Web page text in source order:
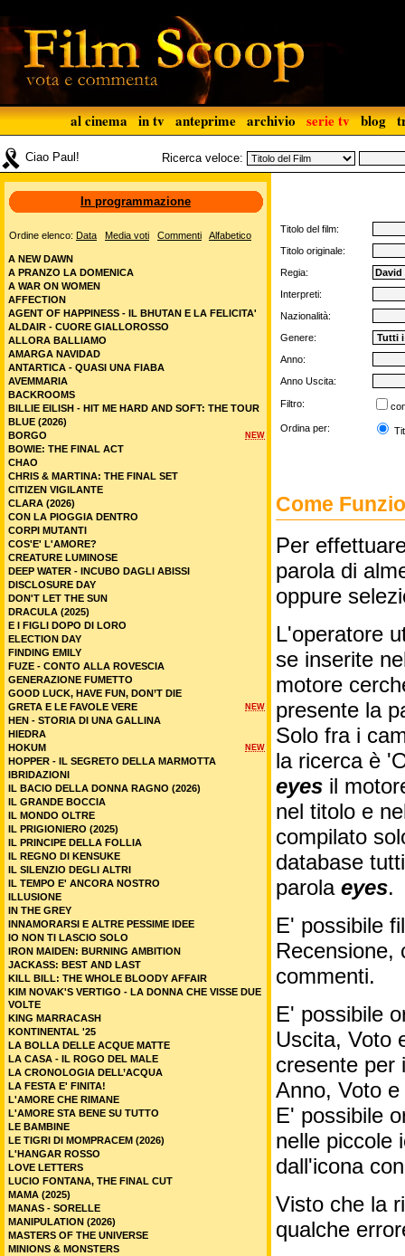
al cinema in tv anteprime archivio serie tv blog
Ciao Paul! Ricerca veloce:
Titolo del film:
Titolo originale:
Regia:
Interpreti:
Nazionalità:
Genere:
Anno:
Anno Uscita:
Filtro:
Ordina per:
Come
Per
parola di
oppure
L'operatore
se inserite
motore
presente la
Solo fra i
la ricerca è
eyes il
nel titolo e
compilato
database
parola eyes.
E' possibile
Recensione,
commenti.
E' possibile
Uscita, Voto
cresente per
Anno, Voto
E' possibile
nelle piccole
dall'icona
Visto che la
qualche
In programmazione
Ordine elenco: Data Media voti Commenti Alfabetico
A NEW DAWN
A PRANZO LA DOMENICA
A WAR ON WOMEN
AFFECTION
AGENT OF HAPPINESS - IL BHUTAN E LA FELICITA'
ALDAIR - CUORE GIALLOROSSO
ALLORA BALLIAMO
AMARGA NAVIDAD
ANTARTICA - QUASI UNA FIABA
AVEMMARIA
BACKROOMS
BILLIE EILISH - HIT ME HARD AND SOFT: THE TOUR
BLUE (2026)
NEW
BORGO
BOWIE: THE FINAL ACT
CHAO
CHRIS & MARTINA: THE FINAL SET
CITIZEN VIGILANTE
CLARA (2026)
CON LA PIOGGIA DENTRO
CORPI MUTANTI
COS'E' L'AMORE?
CREATURE LUMINOSE
DEEP WATER - INCUBO DAGLI ABISSI
DISCLOSURE DAY
DON'T LET THE SUN
DRACULA (2025)
E I FIGLI DOPO DI LORO
ELECTION DAY
FINDING EMILY
FUZE - CONTO ALLA ROVESCIA
GENERAZIONE FUMETTO
GOOD LUCK, HAVE FUN, DON’T DIE
NEW
GRETA E LE FAVOLE VERE
HEN - STORIA DI UNA GALLINA
HIEDRA
NEW
HOKUM
HOPPER - IL SEGRETO DELLA MARMOTTA
IBRIDAZIONI
IL BACIO DELLA DONNA RAGNO (2026)
IL GRANDE BOCCIA
IL MONDO OLTRE
IL PRIGIONIERO (2025)
IL PRINCIPE DELLA FOLLIA
IL REGNO DI KENSUKE
IL SILENZIO DEGLI ALTRI
IL TEMPO E' ANCORA NOSTRO
ILLUSIONE
IN THE GREY
INNAMORARSI E ALTRE PESSIME IDEE
IO NON TI LASCIO SOLO
IRON MAIDEN: BURNING AMBITION
JACKASS: BEST AND LAST
KILL BILL: THE WHOLE BLOODY AFFAIR
KIM NOVAK'S VERTIGO - LA DONNA CHE VISSE DUE
VOLTE
KING MARRACASH
KONTINENTAL '25
LA BOLLA DELLE ACQUE MATTE
LA CASA - IL ROGO DEL MALE
LA CRONOLOGIA DELL’ACQUA
LA FESTA E' FINITA!
L'AMORE CHE RIMANE
L'AMORE STA BENE SU TUTTO
LE BAMBINE
LE TIGRI DI MOMPRACEM (2026)
L'HANGAR ROSSO
LOVE LETTERS
LUCIO FONTANA, THE FINAL CUT
MAMA (2025)
MANAS - SORELLE
MANIPULATION (2026)
MASTERS OF THE UNIVERSE
MINIONS & MONSTERS